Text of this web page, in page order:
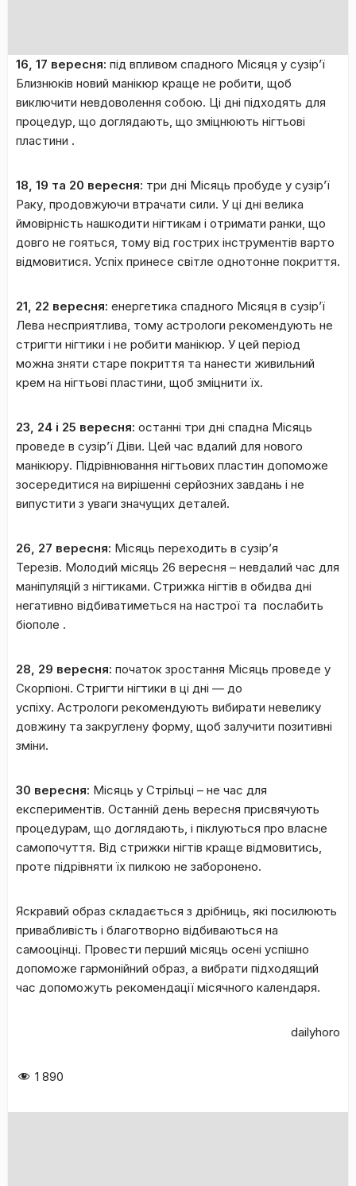
16, 17 вересня: під впливом спадного Місяця у сузір’ї
Близнюків новий манікюр краще не робити, щоб
виключити невдоволення собою. Ці дні підходять для
процедур, що доглядають, що зміцнюють нігтьові
пластини .
18, 19 та 20 вересня: три дні Місяць пробуде у сузір’ї
Раку, продовжуючи втрачати сили. У ці дні велика
ймовірність нашкодити нігтикам і отримати ранки, що
довго не гояться, тому від гострих інструментів варто
відмовитися. Успіх принесе світле однотонне покриття.
21, 22 вересня: енергетика спадного Місяця в сузір’ї
Лева несприятлива, тому астрологи рекомендують не
стригти нігтики і не робити манікюр. У цей період
можна зняти старе покриття та нанести живильний
крем на нігтьові пластини, щоб зміцнити їх.
23, 24 і 25 вересня: останні три дні спадна Місяць
проведе в сузір’ї Діви. Цей час вдалий для нового
манікюру. Підрівнювання нігтьових пластин допоможе
зосередитися на вирішенні серйозних завдань і не
випустити з уваги значущих деталей.
26, 27 вересня: Місяць переходить в сузір’я
Терезів. Молодий місяць 26 вересня – невдалий час для
маніпуляцій з нігтиками. Стрижка нігтів в обидва дні
негативно відбиватиметься на настрої та послабить
біополе .
28, 29 вересня: початок зростання Місяць проведе у
Скорпіоні. Стригти нігтики в ці дні — до
успіху. Астрологи рекомендують вибирати невелику
довжину та закруглену форму, щоб залучити позитивні
зміни.
30 вересня: Місяць у Стрільці – не час для
експериментів. Останній день вересня присвячують
процедурам, що доглядають, і піклуються про власне
самопочуття. Від стрижки нігтів краще відмовитись,
проте підрівняти їх пилкою не заборонено.
Яскравий образ складається з дрібниць, які посилюють
привабливість і благотворно відбиваються на
самооцінці. Провести перший місяць осені успішно
допоможе гармонійний образ, а вибрати підходящий
час допоможуть рекомендації місячного календаря.
dailyhoro
1 890